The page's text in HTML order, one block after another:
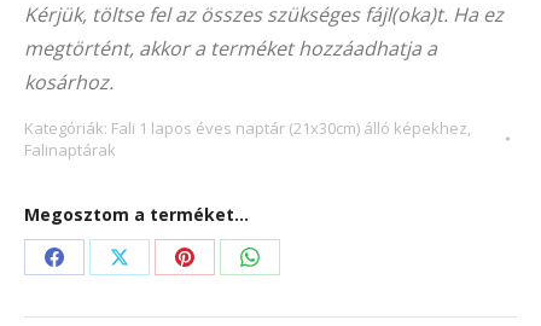
(21×30
cm)
álló
képekhez
mennyiség
Kérjük, töltse fel az összes szükséges fájl(oka)t. Ha ez
megtörtént, akkor a terméket hozzáadhatja a
kosárhoz.
Kategóriák: Fali 1 lapos éves naptár (21x30cm) álló képekhez,
Falinaptárak
Megosztom a terméket...
Share
on
Share
on
Share
on
Share
on